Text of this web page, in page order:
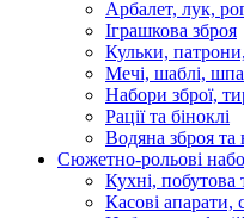
Арбалет, лук,
Іграшкова зброя
Кульки,
Мечі, шаблі,
Набори зброї,
Рації та біноклі
Водяна зброя та
Сюжетно-рольові
Кухні, побутова
Касові апарати,